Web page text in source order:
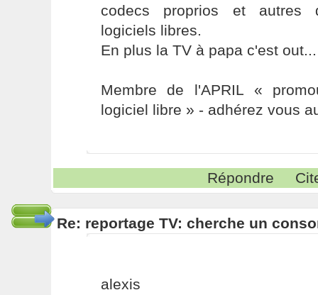
codecs proprios et autres
logiciels libres.
En plus la TV à papa c'est out...
Membre de l'APRIL «
logiciel libre » - adhérez vous
Répondre
Re: reportage TV: cherche un
alexis